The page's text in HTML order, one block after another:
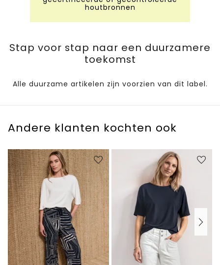
houtbronnen
Stap voor stap naar een duurzamere
toekomst
Alle duurzame artikelen zijn voorzien van dit label.
Andere klanten kochten ook